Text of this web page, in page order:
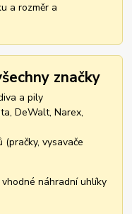
a rozměr a
značky
a pily
DeWalt, Narex,
vysavače
náhradní uhlíky